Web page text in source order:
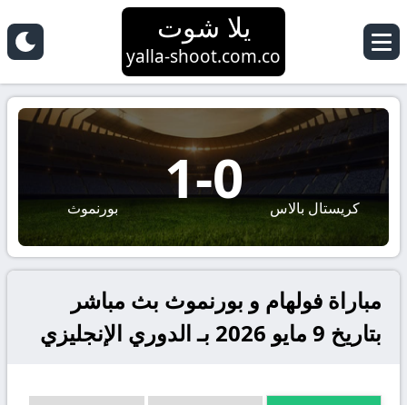
يلا شوت
yalla-shoot.com.co
كريستال بالاس 0
-
1 بورنموث
مباراة فولهام و بورنموث بث مباشر
بتاريخ 9 مايو 2026 بـ الدوري الإنجليزي